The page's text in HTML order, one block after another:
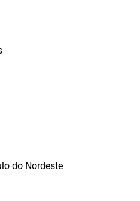
do Nordeste